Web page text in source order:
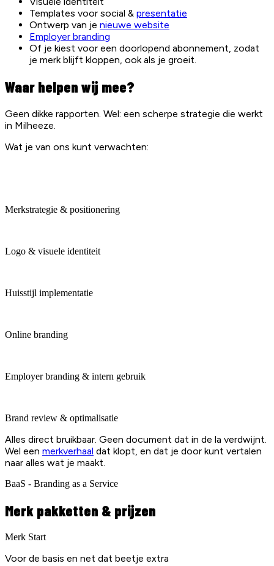
Templates voor social & presentatie
Ontwerp van je nieuwe website
Employer branding
Of je kiest voor een doorlopend abonnement, zodat
je merk blijft kloppen, ook als je groeit.
Waar helpen wij mee?
Geen dikke rapporten. Wel: een scherpe strategie die werkt
in Milheeze.
Wat je van ons kunt verwachten:
Merkstrategie & positionering
Logo & visuele identiteit
Huisstijl implementatie
Online branding
Employer branding & intern gebruik
Brand review & optimalisatie
Alles direct bruikbaar. Geen document dat in de la verdwijnt.
Wel een merkverhaal dat klopt, en dat je door kunt vertalen
naar alles wat je maakt.
BaaS - Branding as a Service
Merk pakketten & prijzen
Merk Start
Voor de basis en net dat beetje extra